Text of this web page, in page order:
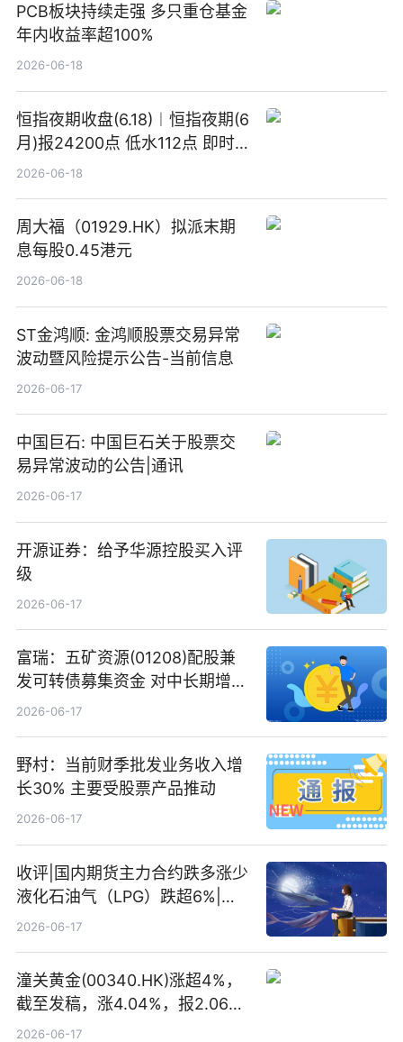
PCB板块持续走强 多只重仓基金
年内收益率超100%
2026-06-18
恒指夜期收盘(6.18)︱恒指夜期(6
月)报24200点 低水112点 即时
焦点
2026-06-18
周大福（01929.HK）拟派末期
息每股0.45港元
2026-06-18
ST金鸿顺: 金鸿顺股票交易异常
波动暨风险提示公告-当前信息
2026-06-17
中国巨石: 中国巨石关于股票交
易异常波动的公告|通讯
2026-06-17
开源证券：给予华源控股买入评
级
2026-06-17
富瑞：五矿资源(01208)配股兼
发可转债募集资金 对中长期增长
和战略定位正面|当前焦点
2026-06-17
野村：当前财季批发业务收入增
长30% 主要受股票产品推动
2026-06-17
收评|国内期货主力合约跌多涨少
液化石油气（LPG）跌超6%|头
条焦点
2026-06-17
潼关黄金(00340.HK)涨超4%，
截至发稿，涨4.04%，报2.06港
元，成交额369.05万港元|焦点
2026-06-17